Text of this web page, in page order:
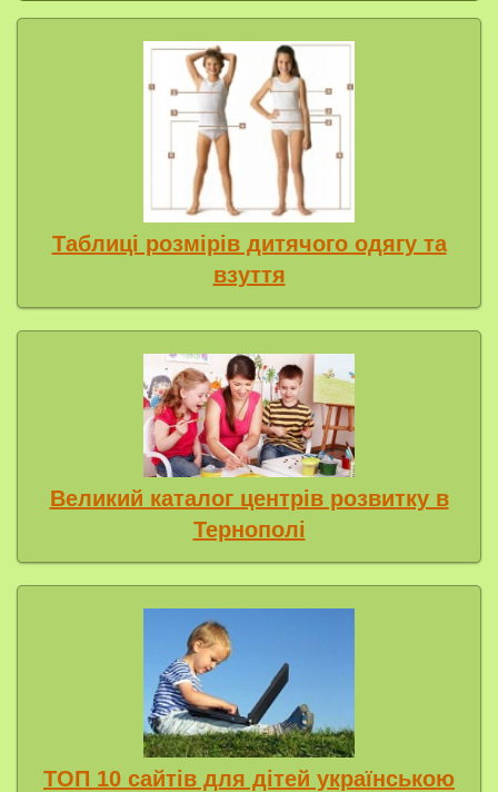
Таблиці розмірів дитячого одягу та
взуття
Великий каталог центрів розвитку в
Тернополі
ТОП 10 сайтів для дітей українською